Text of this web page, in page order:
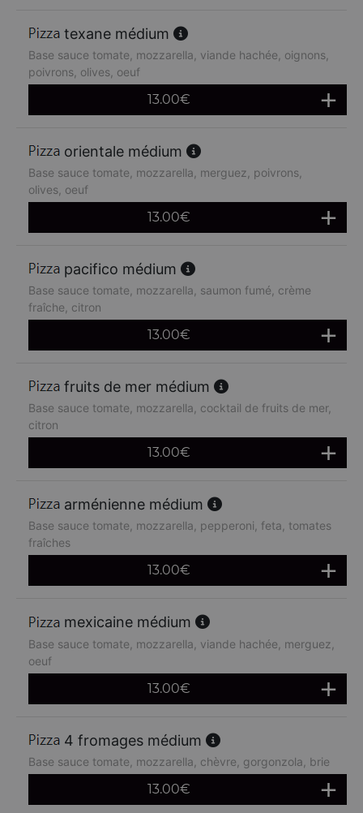
texane médium
Base sauce tomate, mozzarella, viande hachée, oignons,
poivrons, olives, oeuf
13.00€
orientale médium
Base sauce tomate, mozzarella, merguez, poivrons,
olives, oeuf
13.00€
pacifico médium
Base sauce tomate, mozzarella, saumon fumé, crème
fraîche, citron
13.00€
fruits de mer médium
Base sauce tomate, mozzarella, cocktail de fruits de mer,
citron
13.00€
arménienne médium
Base sauce tomate, mozzarella, pepperoni, feta, tomates
fraîches
13.00€
mexicaine médium
Base sauce tomate, mozzarella, viande hachée, merguez,
oeuf
13.00€
4 fromages médium
Base sauce tomate, mozzarella, chèvre, gorgonzola, brie
13.00€